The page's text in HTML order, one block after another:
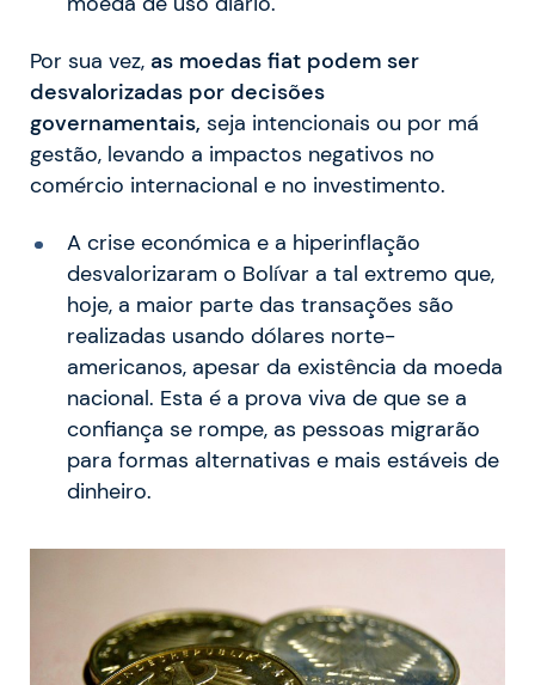
Por sua vez, as moedas fiat podem ser
desvalorizadas por decisões
governamentais, seja intencionais ou por má
gestão, levando a impactos negativos no
comércio internacional e no investimento.
A crise económica e a hiperinflação
desvalorizaram o Bolívar a tal extremo que,
hoje, a maior parte das transações são
realizadas usando dólares norte-
americanos, apesar da existência da moeda
nacional. Esta é a prova viva de que se a
confiança se rompe, as pessoas migrarão
para formas alternativas e mais estáveis de
dinheiro.